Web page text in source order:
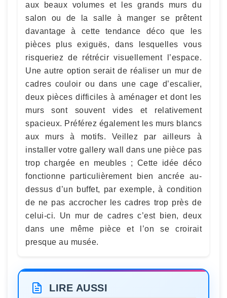
aux beaux volumes et les grands murs du
salon ou de la salle à manger se prêtent
davantage à cette tendance déco que les
pièces plus exiguës, dans lesquelles vous
risqueriez de rétrécir visuellement l’espace.
Une autre option serait de réaliser un mur de
cadres couloir ou dans une cage d’escalier,
deux pièces difficiles à aménager et dont les
murs sont souvent vides et relativement
spacieux. Préférez également les murs blancs
aux murs à motifs. Veillez par ailleurs à
installer votre gallery wall dans une pièce pas
trop chargée en meubles ; Cette idée déco
fonctionne particulièrement bien ancrée au-
dessus d’un buffet, par exemple, à condition
de ne pas accrocher les cadres trop près de
celui-ci. Un mur de cadres c’est bien, deux
dans une même pièce et l’on se croirait
presque au musée.
LIRE AUSSI